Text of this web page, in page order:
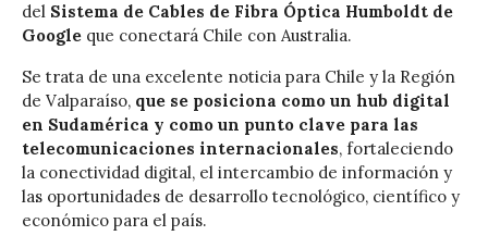
del Sistema de Cables de Fibra Óptica Humboldt de
Google que conectará Chile con Australia.
Se trata de una excelente noticia para Chile y la Región
de Valparaíso, que se posiciona como un hub digital
en Sudamérica y como un punto clave para las
telecomunicaciones internacionales, fortaleciendo
la conectividad digital, el intercambio de información y
las oportunidades de desarrollo tecnológico, científico y
económico para el país.